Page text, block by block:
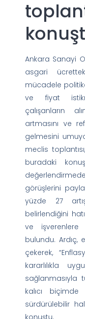
Ankara Sanayi
asgari
mücadele
ve fiyat
çalışanların
artmasını ve
gelmesini
meclis
buradaki
görüşlerini
yüzde 27
belirlendiğini
ve işverenlere
bulundu. Ardıç,
çekerek,
kararlılıkla
sağlanmasıyla
kalıcı biçimde
sürdürülebilir
konuştu.